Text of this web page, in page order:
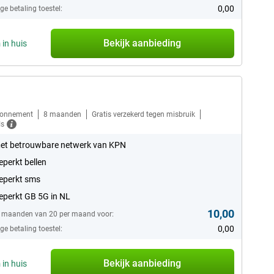
betaling toestel: 0,00
in huis Bekijk aanbieding
8 maanden
Gratis verzekerd tegen misbruik
betrouwbare netwerk van KPN
bellen
sms
GB 5G in NL
maanden van 20 per maand voor: 10,00
betaling toestel: 0,00
in huis Bekijk aanbieding